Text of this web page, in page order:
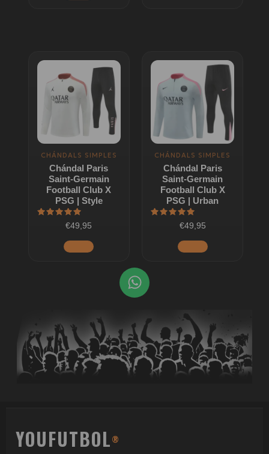
CHÁNDALS SIMPLES
Chándal Paris
Saint-Germain
Football Club X
PSG | Style
Valorado
con
de 5
€49,95
Este
producto
tiene
múltiples
variantes.
Las
opciones
se
pueden
elegir
en
de
CHÁNDALS SIMPLES
Chándal Paris
Saint-Germain
Football Club X
PSG | Urban
Valorado
con
de 5
€49,95
Este
producto
tiene
múltiples
variantes.
Las
opciones
se
pueden
elegir
en
de
W
h
t
s
a
p
YOUFUTBOL ®